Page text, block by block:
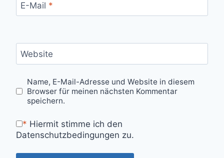
E-Mail *
Website
Name, E-Mail-Adresse und Website in diesem
Browser für meinen nächsten Kommentar
speichern.
* Hiermit stimme ich den
Datenschutzbedingungen zu.